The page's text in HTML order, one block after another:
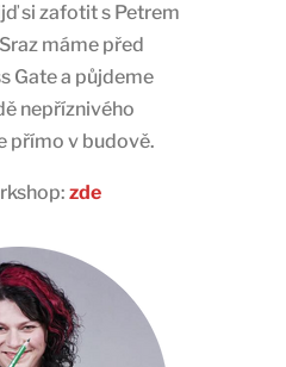
si zafotit s Petrem
máme před
Gate a půjdeme
nepříznivého
přímo v budově.
zde